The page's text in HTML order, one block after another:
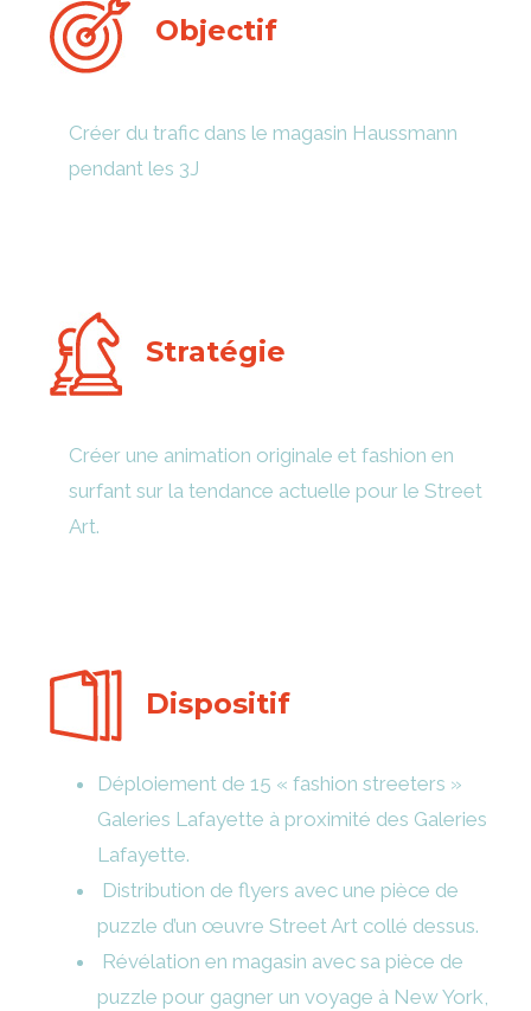
Objectif
Créer du trafic dans le magasin Haussmann
pendant les 3J
Stratégie
Créer une animation originale et fashion en
surfant sur la tendance actuelle pour le Street
Art.
Dispositif
Déploiement de 15 « fashion streeters »
Galeries Lafayette à proximité des Galeries
Lafayette.
Distribution de flyers avec une pièce de
puzzle d’un œuvre Street Art collé dessus.
Révélation en magasin avec sa pièce de
puzzle pour gagner un voyage à New York,